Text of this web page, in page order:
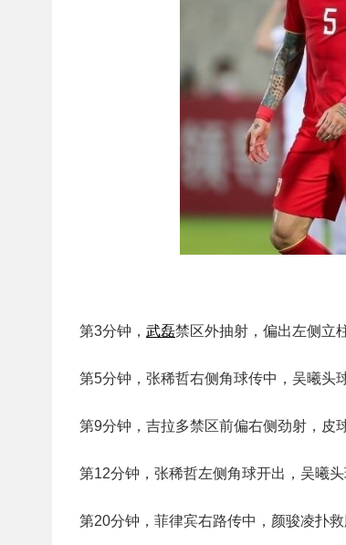
第3分钟， 武磊禁区外抽射，偏出左侧立柱
第5分钟，张稀哲右侧角球传中，吴曦头
第9分钟，吉拉多禁区前偏右侧劲射，皮
第12分钟，张稀哲左侧角球开出，吴曦头
第20分钟，菲律宾右路传中，颜骏凌扑